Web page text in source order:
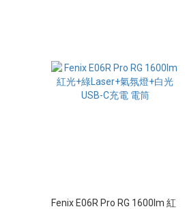
Fenix E06R Pro RG 1600lm 紅